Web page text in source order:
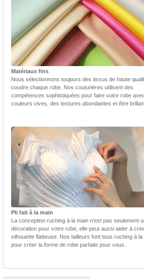
Matériaux fins
Nous sélectionnons toujours des tissus de haute
coudre chaque robe. Nos couturières utilisent des
compétences sophistiquées pour faire votre robe
couleurs vives, des textures abondantes et être
Pli fait à la main
La conception ruching à la main n'est pas seulement
décoration pour votre robe, elle peut aussi aider à
silhouette flatteuse. Nos tailleurs font tous ruching à la
pour créer la forme de robe parfaite pour vous.